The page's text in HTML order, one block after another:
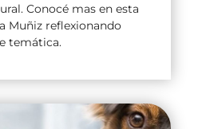
Conocé mas en esta
Muñiz reflexionando
temática.